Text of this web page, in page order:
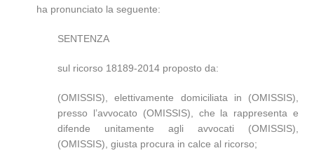
ha pronunciato la seguente:
SENTENZA
sul ricorso 18189-2014 proposto da:
(OMISSIS), elettivamente domiciliata in (OMISSIS),
presso l’avvocato (OMISSIS), che la rappresenta e
difende unitamente agli avvocati (OMISSIS),
(OMISSIS), giusta procura in calce al ricorso;